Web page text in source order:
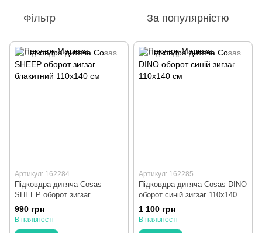
Фільтр За популярністю
Артикул: 162284
Підковдра дитяча Cosas
SHEEP оборот зигзаг
блакитний 110х140 см
990 грн
В наявності
Артикул: 162285
Підковдра дитяча Cosas DINO
оборот синій зигзаг 110х140
см
1 100 грн
В наявності